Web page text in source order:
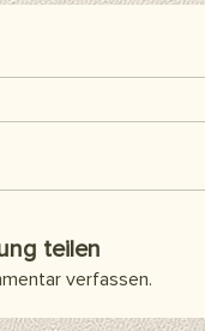
teilen
verfassen.